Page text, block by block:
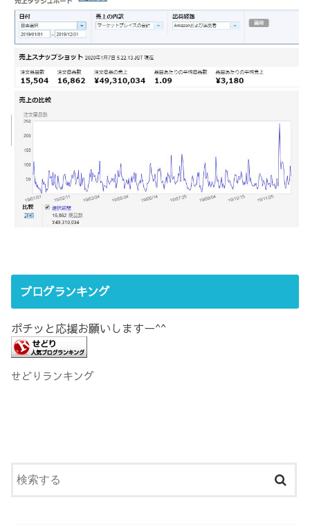
ブログランキング
ポチッと応援お願いしますー^^
せどりランキング